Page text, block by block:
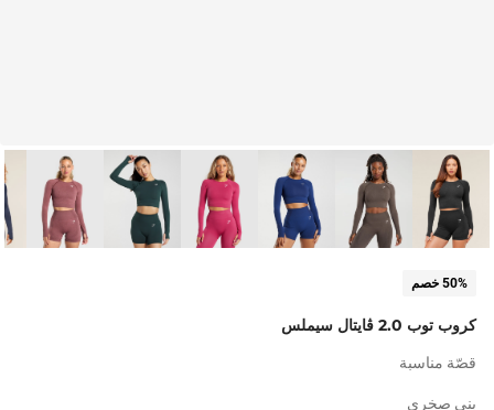
50% خصم
كروب توب 2.0 ڤايتال سيملس
قصّة مناسبة
بني صخري